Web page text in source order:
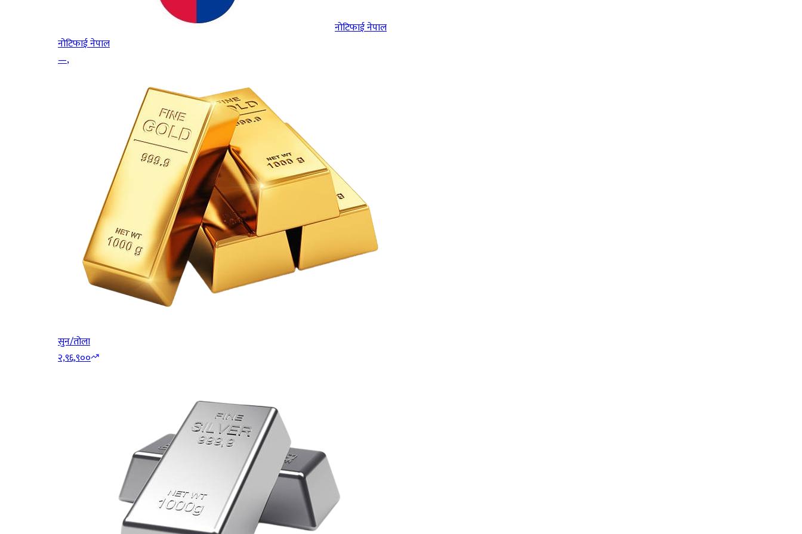
नोटिफाई नेपाल
नोटिफाई नेपाल
—,
सुन/तोला
२,९६,९००